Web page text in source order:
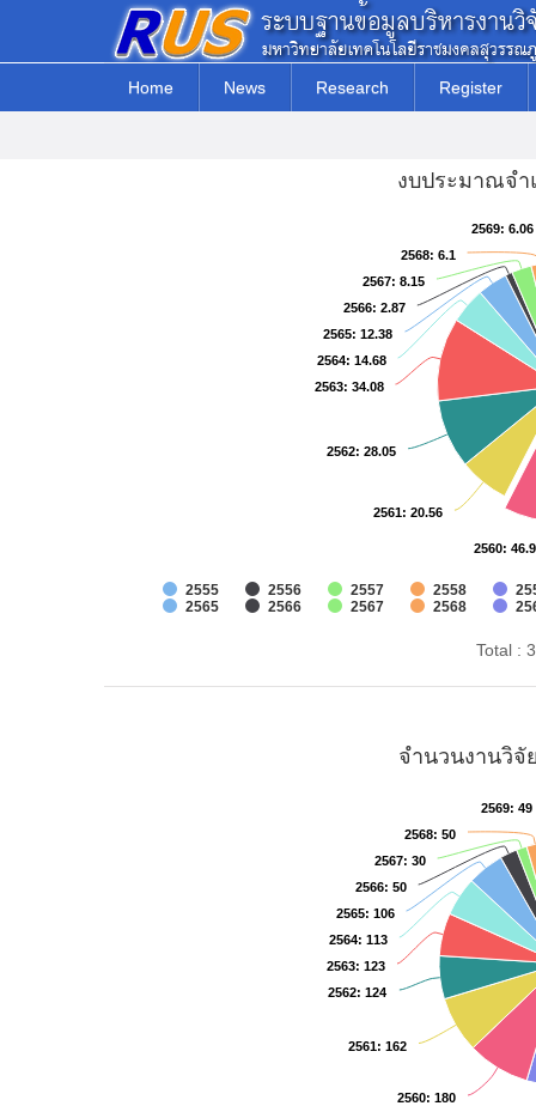
Home News Research Register
งบประมาณจ
2560:
2560:
2561: 20.56
2561: 20.56
2562: 28.05
2562: 28.05
2563: 34.08
2563: 34.08
2564: 14.68
2564: 14.68
2565: 12.38
2565: 12.38
2566: 2.87
2566: 2.87
2567: 8.15
2567: 8.15
2568: 6.1
2568: 6.1
2569: 6.06
2569: 6.06
2555 2556 2557 2558
2565
2566 2567 2568
Total :
จำนวนงานวิจั
2560: 180
2560: 180
2561: 162
2561: 162
2562: 124
2562: 124
2563: 123
2563: 123
2564: 113
2564: 113
2565: 106
2565: 106
2566: 50
2566: 50
2567: 30
2567: 30
2568: 50
2568: 50
2569: 49
2569: 49